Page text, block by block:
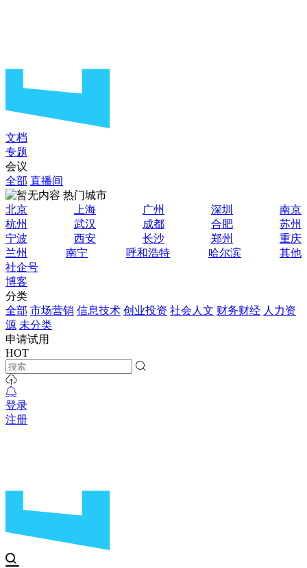
文档
专题
会议
全部 直播间
热门城市
北京
上海 广州 深圳
南京
杭州
武汉 成都 合肥
苏州
宁波
西安 长沙 郑州
重庆
兰州
南宁 呼和浩特 哈尔滨
其他
社企号
博客
分类
全部 市场营销 信息技术 创业投资 社会人文 财务财经 人力资
源 未分类
申请试用
HOT
登录
注册